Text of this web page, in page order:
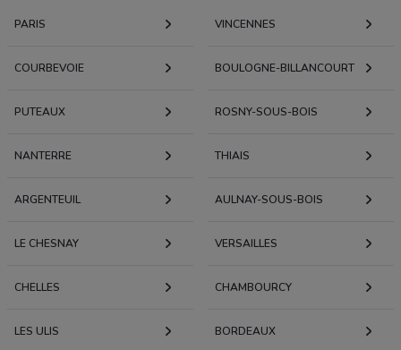
PARIS VINCENNES
COURBEVOIE BOULOGNE-BILLANCOURT
PUTEAUX ROSNY-SOUS-BOIS
NANTERRE THIAIS
ARGENTEUIL AULNAY-SOUS-BOIS
LE CHESNAY VERSAILLES
CHELLES CHAMBOURCY
LES ULIS BORDEAUX